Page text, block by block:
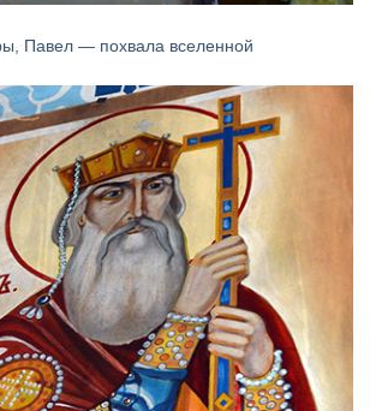
Павел — похвала вселенной